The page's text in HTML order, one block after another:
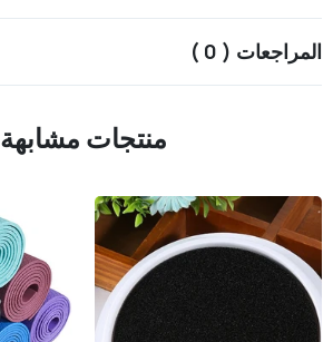
المراجعات ( 0 )
منتجات مشابهة